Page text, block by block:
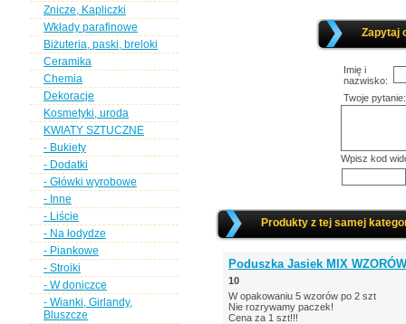
Znicze, Kapliczki
Wkłady parafinowe
Biżuteria, paski, breloki
Ceramika
Chemia
Dekoracje
Kosmetyki, uroda
KWIATY SZTUCZNE
- Bukiety
- Dodatki
- Główki wyrobowe
- Inne
- Liście
- Na łodydze
- Piankowe
- Stroiki
- W doniczce
- Wianki, Girlandy,
Bluszcze
Zapytaj
Imię i
nazwisko:
Twoje pytanie:
Wpisz kod
Produkty z tej samej
Poduszka Jasiek MIX
10
W opakowaniu 5 wzorów po 2 szt
Nie rozrywamy paczek!
Cena za 1 szt!!!